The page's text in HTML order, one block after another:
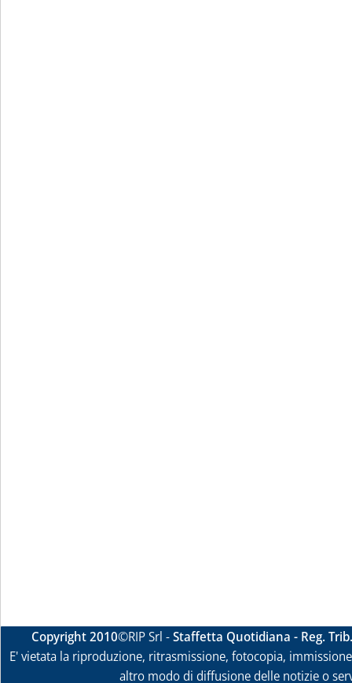
Copyright 2010©RIP Srl -Staffetta Quotidiana - Reg.
E' vietata la riproduzione, ritrasmissione, fotocopia,
altro modo di diffusione delle notizie o